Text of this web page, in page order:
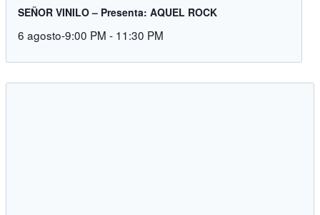
SEÑOR VINILO – Presenta: AQUEL ROCK
6 agosto-9:00 PM - 11:30 PM